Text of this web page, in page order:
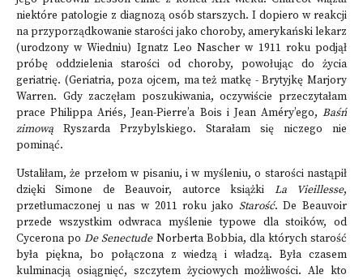
niektóre patologie z diagnozą osób starszych. I dopiero w reakcji
na przyporządkowanie starości jako choroby, amerykański lekarz
(urodzony w Wiedniu) Ignatz Leo Nascher w 1911 roku podjął
próbę oddzielenia starości od choroby, powołując do życia
geriatrię. (Geriatria, poza ojcem, ma też matkę - Brytyjkę Marjory
Warren. Gdy zaczęłam poszukiwania, oczywiście przeczytałam
prace Philippa Ariés, Jean-Pierre’a Bois i Jean Améry’ego, Baśń
zimową Ryszarda Przybylskiego. Starałam się niczego nie
pominąć.
Ustaliłam, że przełom w pisaniu, i w myśleniu, o starości nastąpił
dzięki Simone de Beauvoir, autorce książki La Vieillesse,
przetłumaczonej u nas w 2011 roku jako Starość. De Beauvoir
przede wszystkim odwraca myślenie typowe dla stoików, od
Cycerona poDe Senectude Norberta Bobbia, dla których starość
była piękna, bo połączona z wiedzą i władzą. Była czasem
kulminacją osiągnięć, szczytem życiowych możliwości. Ale kto